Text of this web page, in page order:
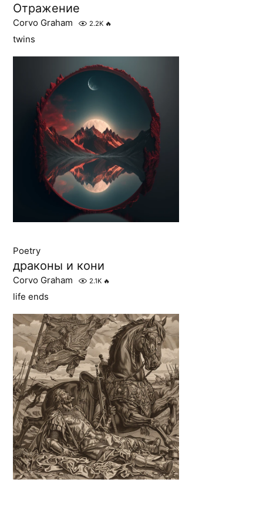
Отражение
Corvo Graham 2.2K 🔥
twins
Poetry
драконы и кони
Corvo Graham 2.1K 🔥
life ends